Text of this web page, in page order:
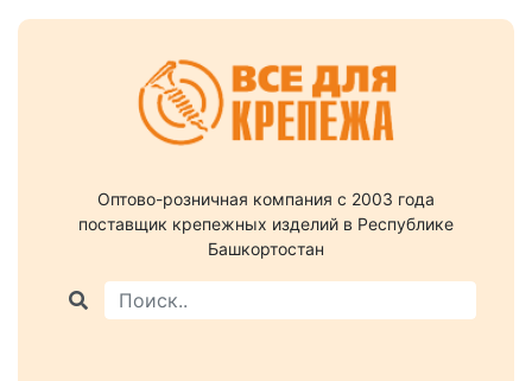
Оптово-розничная компания c 2003 года
поставщик крепежных изделий в Республике
Башкортостан